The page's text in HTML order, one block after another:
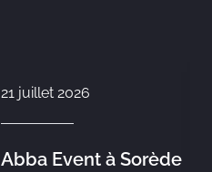
21 juillet 2026
Abba Event à Sorède